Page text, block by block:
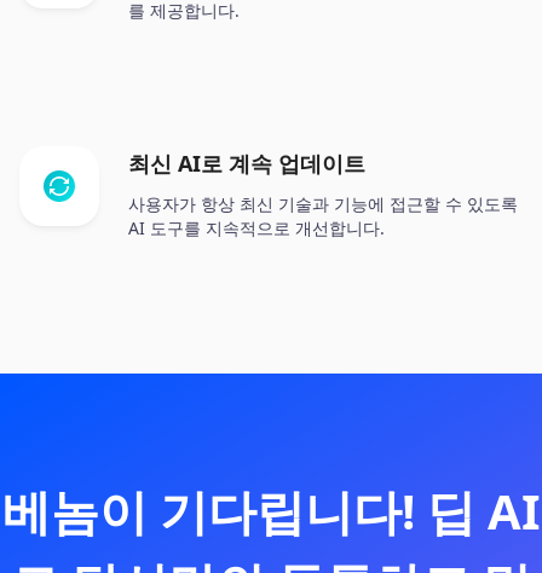
를 제공합니다.
최신 AI로 계속 업데이트
사용자가 항상 최신 기술과 기능에 접근할 수 있도록
AI 도구를 지속적으로 개선합니다.
베놈이 기다립니다! 딥 AI